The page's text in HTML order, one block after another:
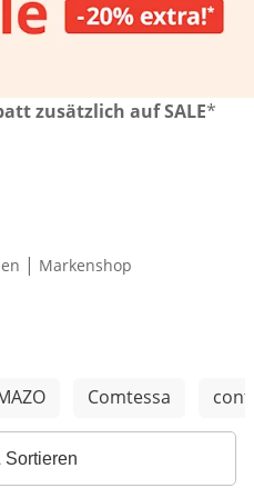
zusätzlich auf SALE*
| Markenshop
Comtessa
Sortieren